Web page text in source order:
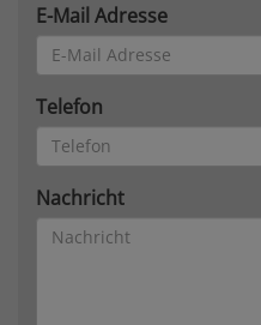
E-Mail Adresse
Telefon
Nachricht